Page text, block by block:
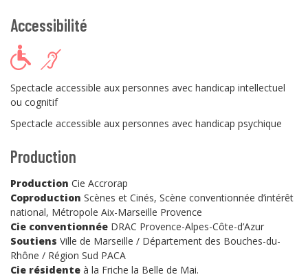
Accessibilité
Spectacle accessible aux personnes avec handicap intellectuel
ou cognitif
Spectacle accessible aux personnes avec handicap psychique
Production
Production Cie Accrorap
Coproduction Scènes et Cinés, Scène conventionnée d’intérêt
national, Métropole Aix-Marseille Provence
Cie conventionnée DRAC Provence-Alpes-Côte-d’Azur
Soutiens Ville de Marseille / Département des Bouches-du-
Rhône / Région Sud PACA
Cie résidente à la Friche la Belle de Mai.